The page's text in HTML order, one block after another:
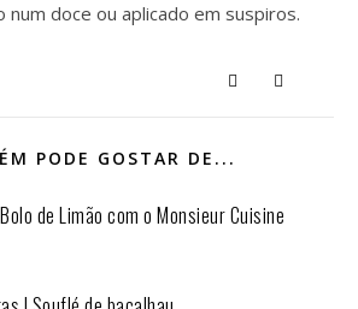
num doce ou aplicado em suspiros.
PODE GOSTAR DE...
de Limão com o Monsieur Cuisine